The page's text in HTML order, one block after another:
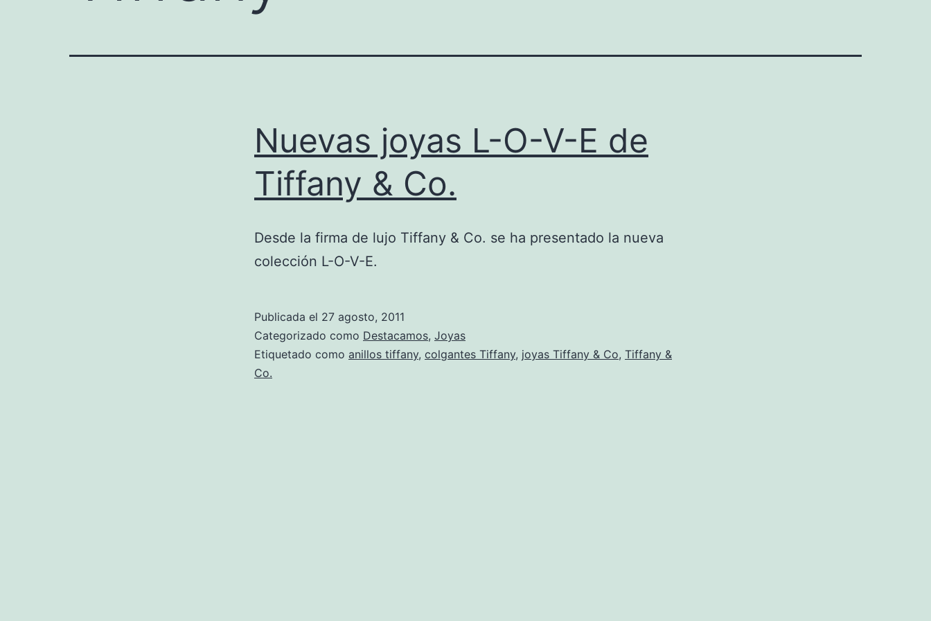
Nuevas joyas L-O-V-E de
Tiffany & Co.
Desde la firma de lujo Tiffany & Co. se ha presentado la nueva
colección L-O-V-E.
Publicada el 27 agosto, 2011
Categorizado como Destacamos, Joyas
Etiquetado como anillos tiffany, colgantes Tiffany, joyas Tiffany & Co, Tiffany &
Co.